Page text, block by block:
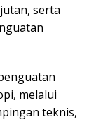
serta
melalui
teknis,